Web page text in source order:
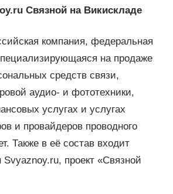
Связной на Викискладе
компания, федеральная
на продаже
средств связи,
аудио- и фототехники,
услугах и услугах
и провайдеров проводного
Также в её состав входит
Svyaznoy.ru, проект «Связной